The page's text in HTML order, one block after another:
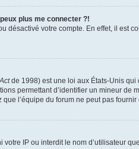
plus me connecter ?!
désactivé votre compte. En effet, il
de 1998) est une loi aux États-Unis qui
permettant d’identifier un mineur
l’équipe du forum ne peut pas
votre IP ou interdit le nom d’utilisateur